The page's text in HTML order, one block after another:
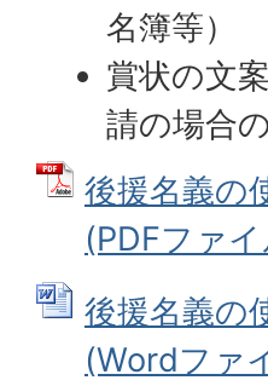
名簿等）
賞状の文
請の場合の
後援名義の
(PDFファ
後援名義の
(Wordファ